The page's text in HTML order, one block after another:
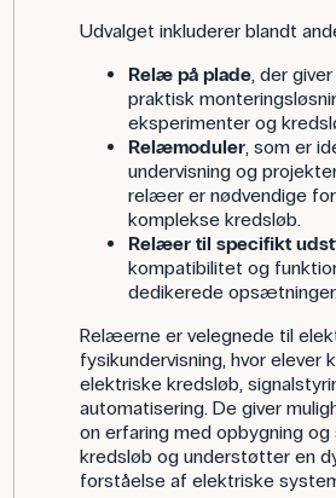
Udvalget inkluderer blandt
Relæ på plade, der
praktisk
eksperimenter og
Relæmoduler, som er
undervisning og
relæer er nødvendige
komplekse kredsløb.
Relæer til specifikt
kompatibilitet og
dedikerede
Relæerne er velegnede til
fysikundervisning, hvor elever
elektriske kredsløb,
automatisering. De giver
on erfaring med opbygning og
kredsløb og understøtter en
forståelse af elektriske